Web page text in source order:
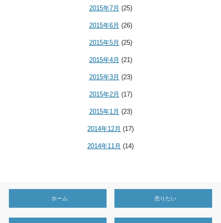
2015年7月 (25)
2015年6月 (26)
2015年5月 (25)
2015年4月 (21)
2015年3月 (23)
2015年2月 (17)
2015年1月 (23)
2014年12月 (17)
2014年11月 (14)
ホーム 売りたい